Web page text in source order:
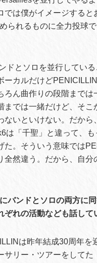
では僕がイメージする
られるものに全力投球
ドとソロを並行してい
ーカルだけど
ろん曲作りの段階まで
までは一緒だけど、そ
ないといけない。だか
は「千聖」と違って、
た。そういう意味では
全然違う。だから、自
バンドとソロの両方に
ぞれの活動なども話して
は昨年結成30周年を
サリー・ツアーをして